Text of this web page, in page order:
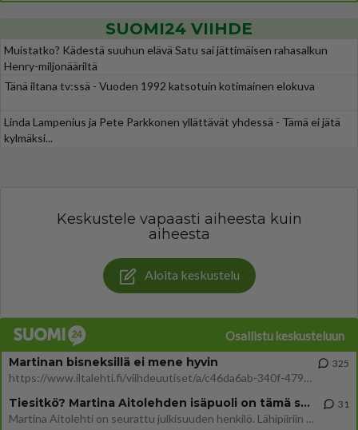
SUOMI24 VIIHDE
Muistatko? Kädestä suuhun elävä Satu sai jättimäisen rahasalkun
Henry-miljonääriltä
Tänä iltana tv:ssä - Vuoden 1992 katsotuin kotimainen elokuva
Linda Lampenius ja Pete Parkkonen yllättävät yhdessä - Tämä ei jätä
kylmäksi...
Keskustele vapaasti aiheesta kuin
aiheesta
Aloita keskustelu
Osallistu keskusteluun
Martinan bisneksillä ei mene hyvin
https://www.iltalehti.fi/viihdeuutiset/a/c46da6ab-340f-4790-aaa7-0865eed2336 Yrityksen konkurssihakemus on tullut kärä
325
Tiesitkö? Martina Aitolehden isäpuoli on tämä suosittu laulaja
Martina Aitolehti on seurattu julkisuuden henkilö. Lähipiiriin mahtuu muitakin tunnettuja henkilöitä. Tiesitkö, että Ma
31